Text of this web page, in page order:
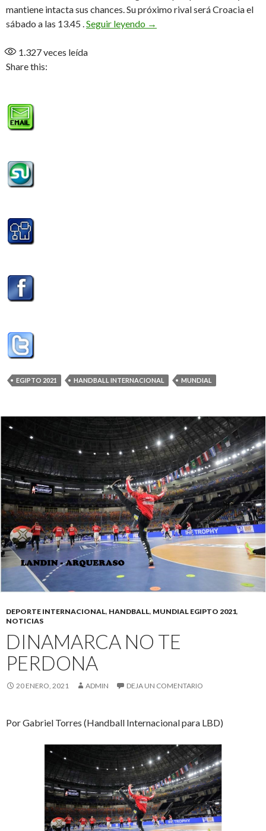
mantiene intacta sus chances. Su próximo rival será Croacia el
sábado a las 13.45 .Seguir leyendo Derecho a soñar
→
1.327veces leída
Share this:
EGIPTO 2021 HANDBALL INTERNACIONAL MUNDIAL
DEPORTE INTERNACIONAL, HANDBALL, MUNDIAL EGIPTO 2021,
NOTICIAS
DINAMARCA NO TE
PERDONA
20 ENERO, 2021 ADMIN DEJA UN COMENTARIO
Por Gabriel Torres (Handball Internacional para LBD)